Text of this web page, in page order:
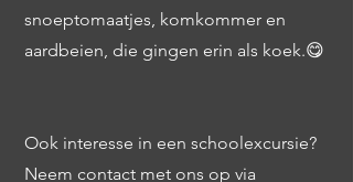
snoeptomaatjes, komkommer en
aardbeien, die gingen erin als koek.😋
Ook interesse in een schoolexcursie?
Neem contact met ons op via